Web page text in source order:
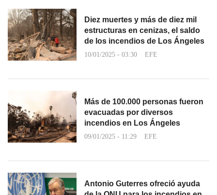
Diez muertes y más de diez mil
estructuras en cenizas, el saldo
de los incendios de Los Ángeles
10/01/2025 - 03:30 EFE
Más de 100.000 personas fueron
evacuadas por diversos
incendios en Los Ángeles
09/01/2025 - 11:29 EFE
Antonio Guterres ofreció ayuda